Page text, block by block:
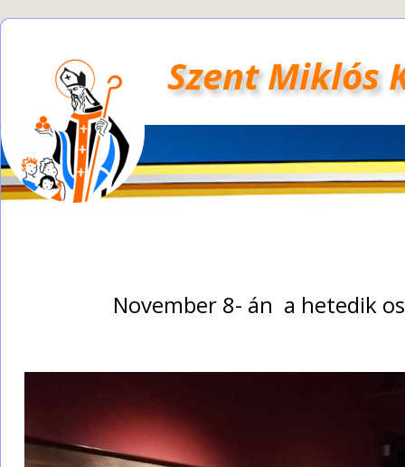
Szent Miklós
November 8- án  a hetedik